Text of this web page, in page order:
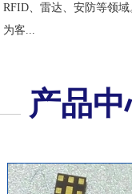
RFID、雷达、安防等领
为客...
产品